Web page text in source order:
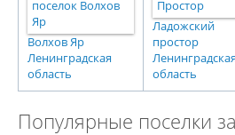
Волхов Яр
Ленинградская
область
Ладожский
простор
Ленинградская
область
Популярные поселки